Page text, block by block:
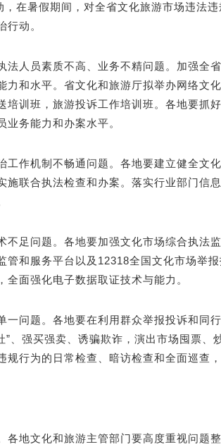
，在暑假期间，对全省文化旅游市场违法
行动。
法人员素质不高、业务不精问题。加强
力和水平。省文化和旅游厅拟举办网络文
培训班，旅游投诉工作培训班。各地要抓
业务能力和办案水平。
工作机制不畅通问题。各地要建立健全文
施联合执法检查和办案。落实行业部门信
不足问题。各地要加强文化市场综合执
管和服务平台以及12318全国文化市场举
全面强化电子数据取证技术与能力。
一问题。各地要在利用群众举报投诉和
”、强买强卖、诱骗欺诈，演出市场囤票
规行为的日常检查、暗访检查和全面巡查
各地文化和旅游主管部门要高度重视问题